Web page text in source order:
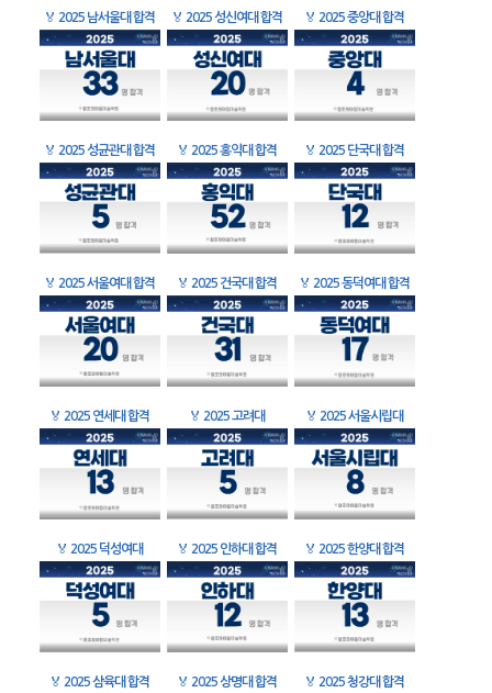
🏅 2025 남서울대 합격 🏅 2025 성신여대 합격 🏅 2025 중앙대 합격
🏅 2025 성균관대 합격 🏅 2025 홍익대 합격 🏅 2025 단국대 합격
🏅 2025 서울여대 합격 🏅 2025 건국대 합격 🏅 2025 동덕여대 합격
🏅 2025 연세대 합격 🏅 2025 고려대 🏅 2025 서울시립대
🏅 2025 덕성여대 🏅 2025 인하대 합격 🏅 2025 한양대 합격
🏅 2025 삼육대 합격 🏅 2025 상명대 합격 🏅 2025 청강대 합격